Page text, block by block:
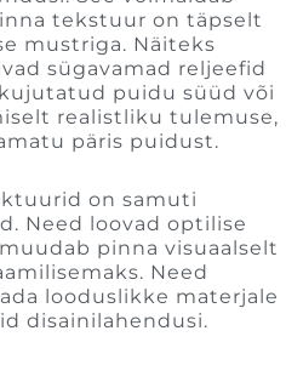
tekstuur on täpselt
mustriga. Näiteks
sügavamad reljeefid
puidu süüd või
realistliku tulemuse,
päris puidust.
on samuti
Need loovad optilise
pinna visuaalselt
Need
looduslikke materjale
disainilahendusi.